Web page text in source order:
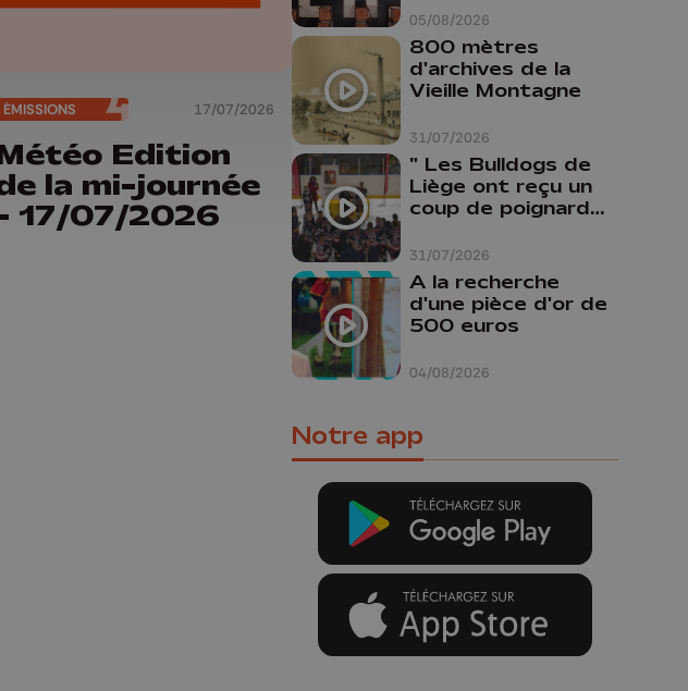
ÉMISSIONS 17/07/2026
Edition
la mi-journée
17/07/2026
05/08/2026
Liège
31/07/2026
800 mètres
d'archives de la
Vieille Montagne
31/07/2026
" Les Bulldogs de
Liège ont reçu un
coup de poignard
04/08/2026
A la recherche
d'une pièce d'or de
500 euros
Notre app